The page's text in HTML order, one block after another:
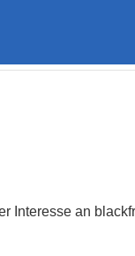
Interesse an